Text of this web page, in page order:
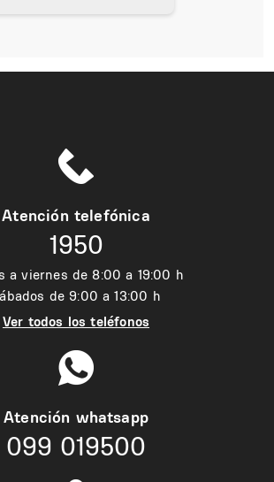
Atención telefónica
1950
a viernes de 8:00 a 19:00 h
de 9:00 a 13:00 h
Ver todos los teléfonos
Atención whatsapp
099 019500